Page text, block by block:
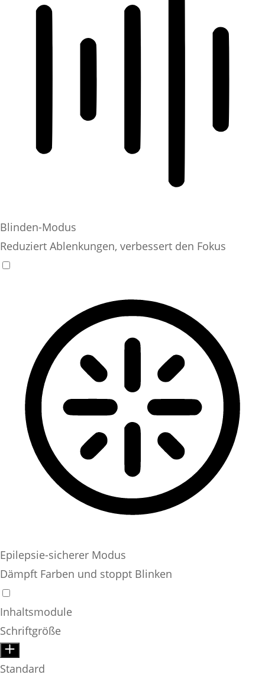
Blinden-Modus
Reduziert Ablenkungen, verbessert den Fokus
Epilepsie-sicherer Modus
Dämpft Farben und stoppt Blinken
Inhaltsmodule
Schriftgröße
Standard